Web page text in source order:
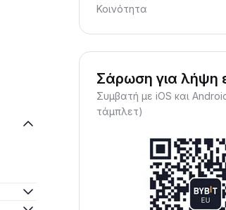
Κοινότητα
Σάρωση για λήψη
Συμβατή με iOS και
τάμπλετ)